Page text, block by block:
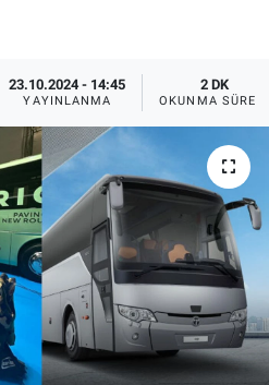
23.10.2024 - 14:45
YAYINLANMA
2 DK
OKUNMA SÜRESI